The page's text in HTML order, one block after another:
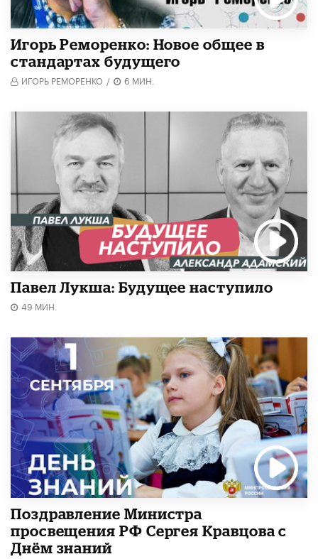
Игорь Реморенко: Новое общее в
стандартах будущего
ИГОРЬ РЕМОРЕНКО / 6 МИН.
Павел Лукша: Будущее наступило
49 МИН.
Поздравление Министра
просвещения РФ Сергея Кравцова с
Днём знаний